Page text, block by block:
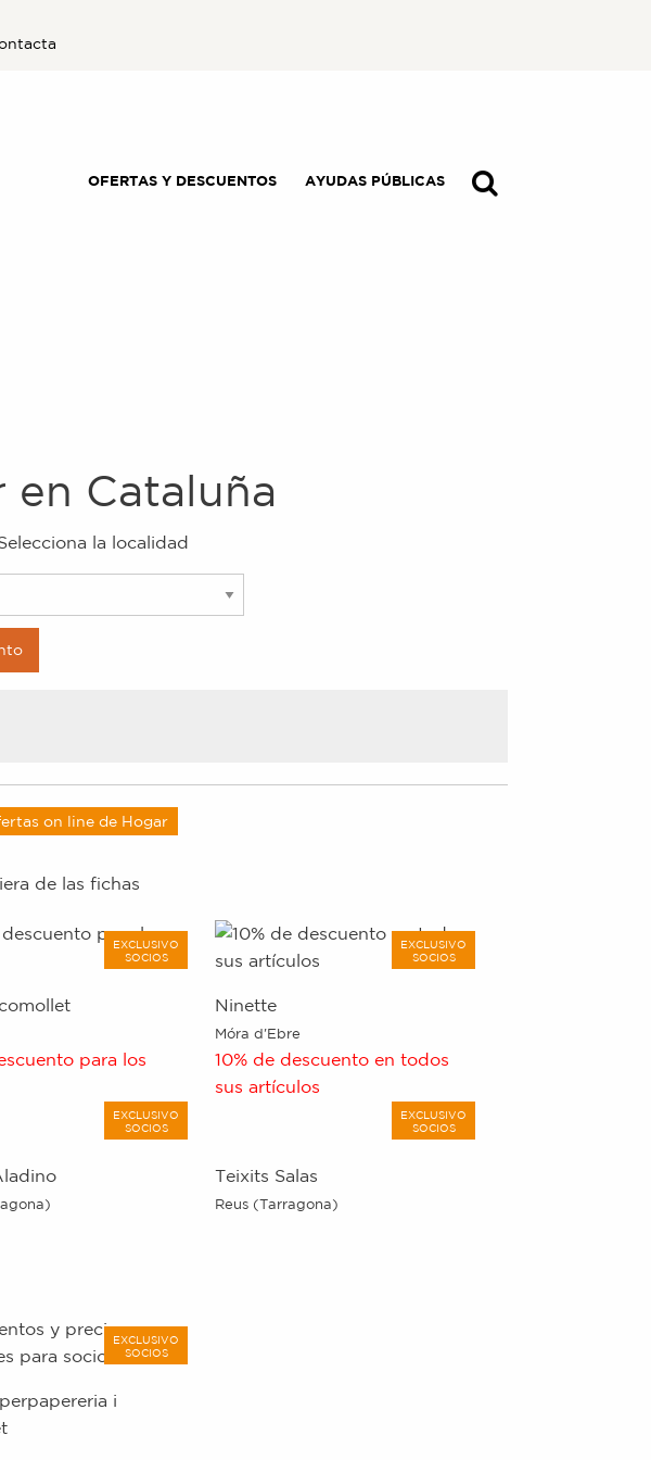
OFERTAS Y DESCUENTOS AYUDAS PÚBLICAS
en Cataluña
la localidad
on line de Hogar
de las fichas
EXCLUSIVO
SOCIOS
para los
EXCLUSIVO
SOCIOS
Ninette
Móra d'Ebre
10% de descuento en todos
sus artículos
EXCLUSIVO
SOCIOS
EXCLUSIVO
SOCIOS
Teixits Salas
Reus (Tarragona)
EXCLUSIVO
SOCIOS
i